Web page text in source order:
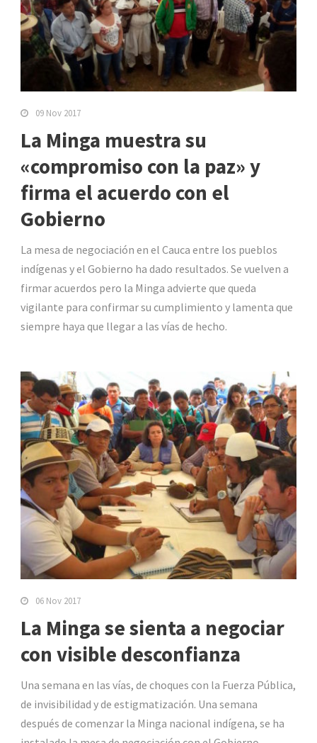
09 Nov 2017
La Minga muestra su
«compromiso con la paz» y
firma el acuerdo con el
Gobierno
La mesa de negociación en el Cauca entre los pueblos
indígenas y el Gobierno ha dado resultados. Se vuelven a
firmar acuerdos pero la Minga advierte que queda
vigilante para confirmar su cumplimiento y lamenta que
siempre haya que llegar a las vías de hecho.
06 Nov 2017
La Minga se sienta a negociar
con visible desconfianza
Una semana en las vías, de choques con la Fuerza Pública,
de invisibilidad y de estigmatización. Una semana
después de comenzar la Minga nacional indígena, se ha